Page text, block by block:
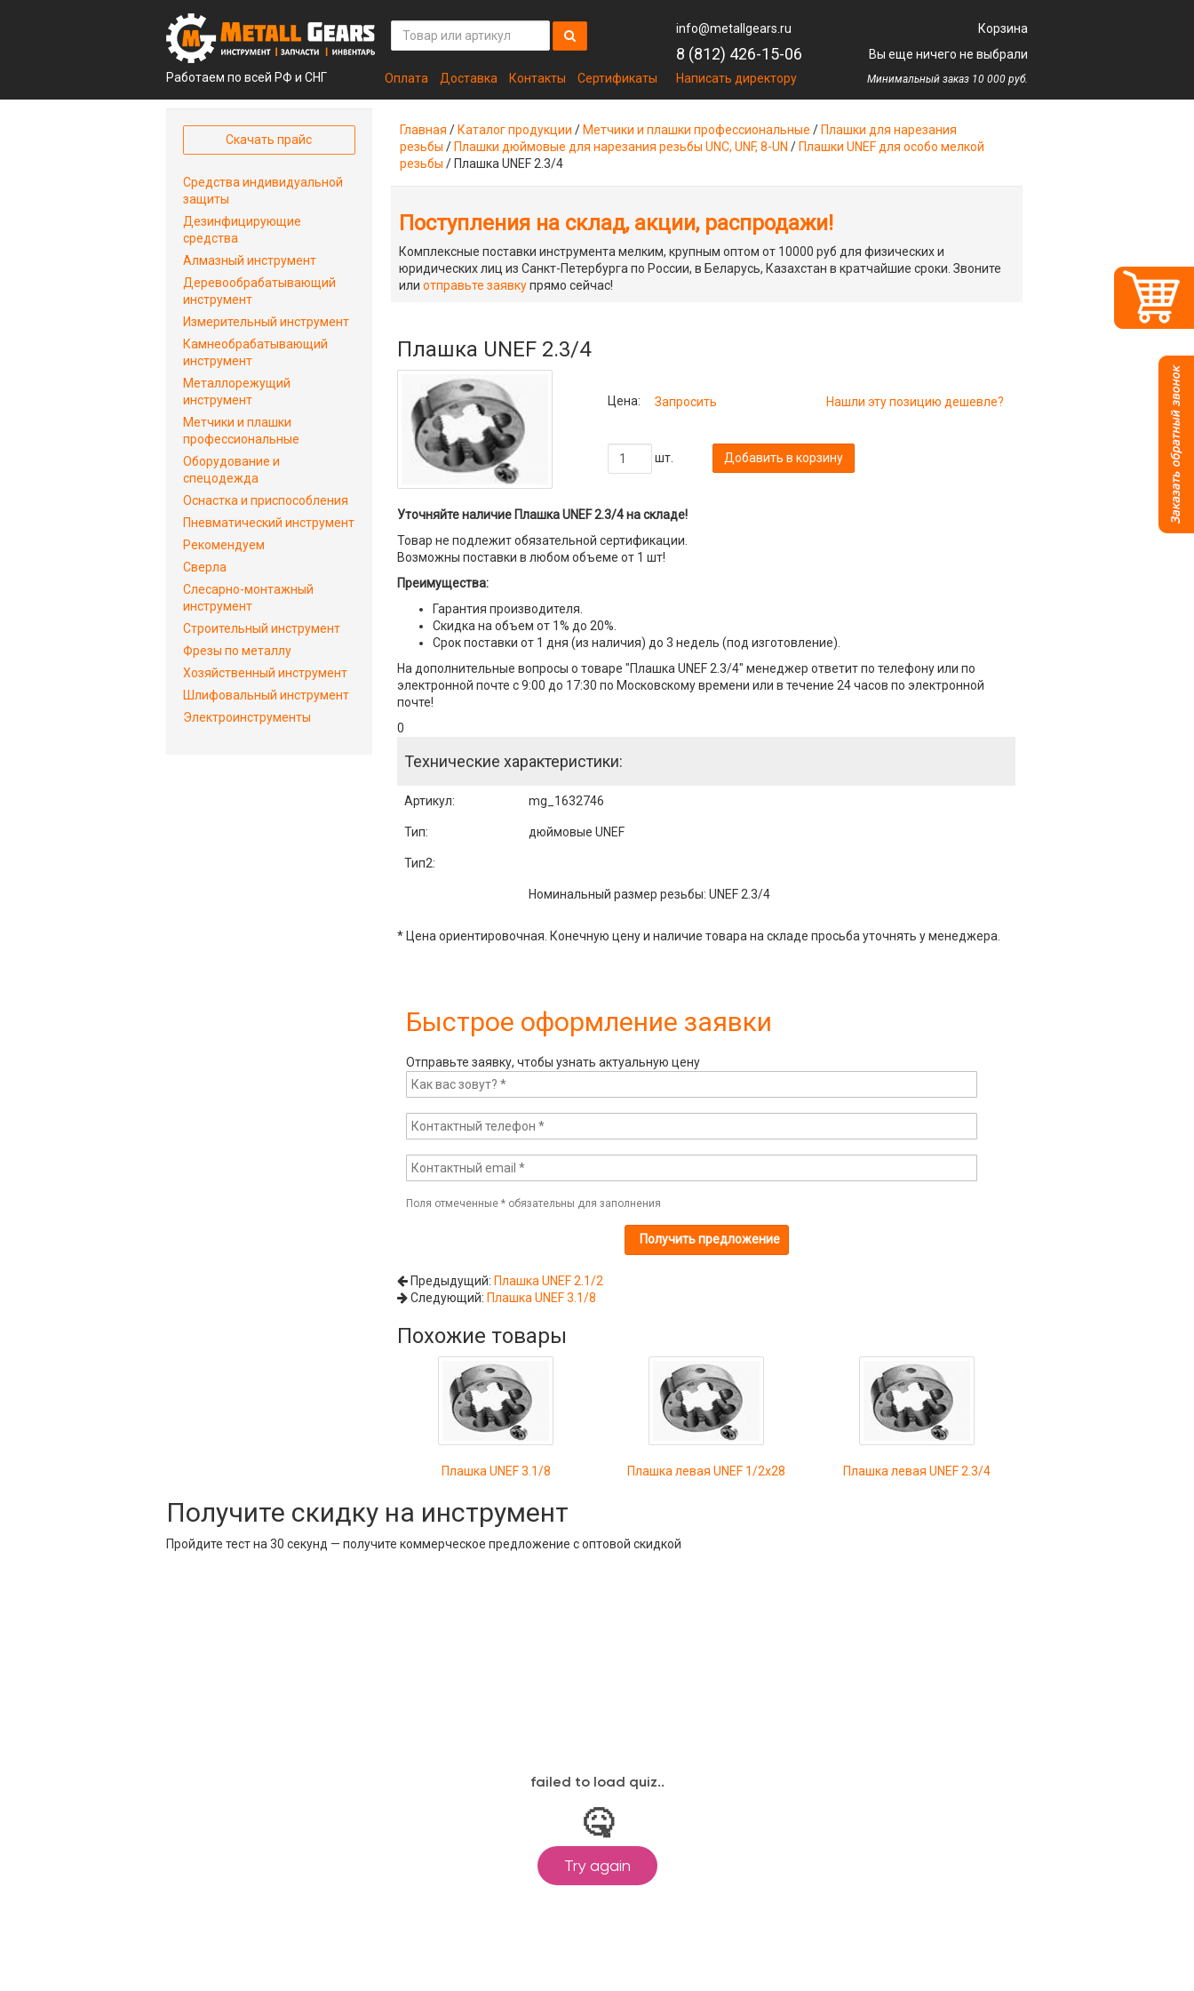
Работаем по всей РФ и СНГ Оплата Доставка Контакты Сертификаты
info@metallgears.ru
8 (812) 426-15-06
Написать директору
Корзина
Вы еще ничего не выбрали
Минимальный заказ 10 000 руб.
Главная / Каталог продукции / Метчики и плашки профессиональные / Плашки для нарезания
резьбы / Плашки дюймовые для нарезания резьбы UNC, UNF, 8-UN / Плашки UNEF для особо мелкой
резьбы / Плашка UNEF 2.3/4
Поступления на склад, акции, распродажи!
Комплексные поставки инструмента мелким, крупным оптом от 10000 руб для физических и
юридических лиц из Санкт-Петербурга по России, в Беларусь, Казахстан в кратчайшие сроки. Звоните
или отправьте заявкупрямо сейчас!
Плашка UNEF 2.3/4
Цена: Запросить Нашли эту позицию дешевле?
шт. Добавить в корзину
Уточняйте наличие Плашка UNEF 2.3/4 на складе!
Товар не подлежит обязательной сертификации.
Возможны поставки в любом объеме от 1 шт!
Преимущества:
Гарантия производителя.
Скидка на объем от 1% до 20%.
Срок поставки от 1 дня (из наличия) до 3 недель (под изготовление).
На дополнительные вопросы о товаре "Плашка UNEF 2.3/4" менеджер ответит по телефону или по
электронной почте с 9:00 до 17:30 по Московскому времени или в течение 24 часов по электронной
почте!
0
Технические характеристики:
Артикул: mg_1632746
Тип: дюймовые UNEF
Тип2:
Номинальный размер резьбы: UNEF 2.3/4
* Цена ориентировочная. Конечную цену и наличие товара на складе просьба уточнять у менеджера.
Быстрое оформление заявки
Отправьте заявку, чтобы узнать актуальную цену
Поля отмеченные *обязательны для заполнения
Предыдущий: Плашка UNEF 2.1/2
Следующий: Плашка UNEF 3.1/8
Похожие товары
Плашка UNEF 3.1/8 Плашка левая UNEF 1/2x28 Плашка левая UNEF 2.3/4
Скачать прайс
Средства индивидуальной
защиты
Дезинфицирующие
средства
Алмазный инструмент
Деревообрабатывающий
инструмент
Измерительный инструмент
Камнеобрабатывающий
инструмент
Металлорежущий
инструмент
Метчики и плашки
профессиональные
Оборудование и
спецодежда
Оснастка и приспособления
Пневматический инструмент
Рекомендуем
Сверла
Слесарно-монтажный
инструмент
Строительный инструмент
Фрезы по металлу
Хозяйственный инструмент
Шлифовальный инструмент
Электроинструменты
Получите скидку на инструмент
Пройдите тест на 30 секунд — получите коммерческое предложение с оптовой скидкой